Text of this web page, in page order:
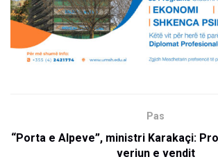
Pas
“Porta e Alpeve”, ministri Karakaçi:
veriun e vendit